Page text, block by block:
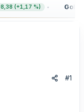
(+1,17 %) Gold
#1